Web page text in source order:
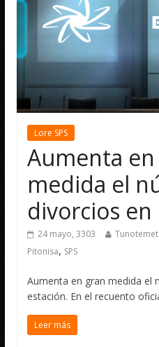
Lore SPS
Aumenta
medida el
divorcios en
24 mayo, 3303
Pitonisa, SPS
Aumenta en gran medida el
estación. En el recuento
Leer más